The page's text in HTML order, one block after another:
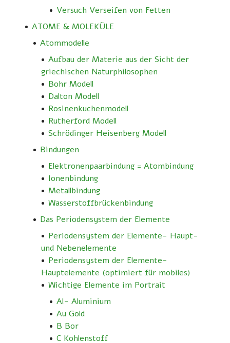
Versuch Verseifen von Fetten
ATOME & MOLEKÜLE
Atommodelle
Aufbau der Materie aus der Sicht der
griechischen Naturphilosophen
Bohr Modell
Dalton Modell
Rosinenkuchenmodell
Rutherford Modell
Schrödinger Heisenberg Modell
Bindungen
Elektronenpaarbindung = Atombindung
Ionenbindung
Metallbindung
Wasserstoffbrückenbindung
Das Periodensystem der Elemente
Periodensystem der Elemente- Haupt-
und Nebenelemente
Periodensystem der Elemente-
Hauptelemente (optimiert für mobiles)
Wichtige Elemente im Portrait
Al- Aluminium
Au Gold
B Bor
C Kohlenstoff